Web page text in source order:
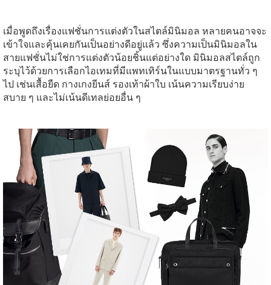
เมื่อพูดถึงเรื่องแฟชั่นการแต่งตัวในสไตล์มินิมอล หลายคนอาจจะ
เข้าใจและคุ้นเคยกันเป็นอย่างดีอยู่แล้ว ซึ่งความเป็นมินิมอลใน
สายแฟชั่นไม่ใช่การแต่งตัวน้อยชิ้นแต่อย่างใด มินิมอลสไตล์ถูก
ระบุไว้ด้วยการเลือกไอเทมที่มีแพทเทิร์นในแบบมาตรฐานทั่ว ๆ
ไป เช่นเสื้อยืด กางเกงยีนส์ รองเท้าผ้าใบ เน้นความเรียบง่าย
สบาย ๆ และไม่เน้นดีเทลย่อยอื่น ๆ